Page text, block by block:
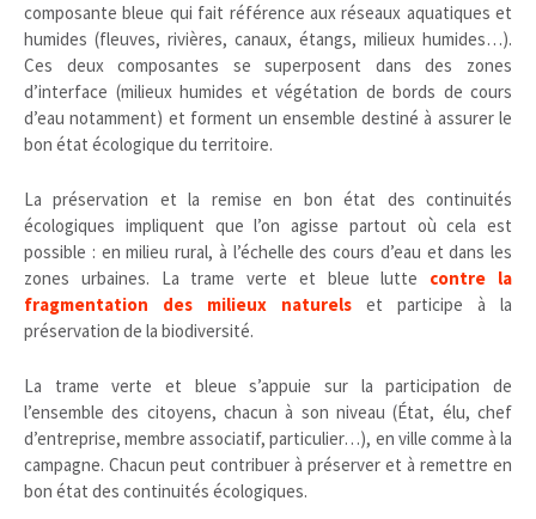
composante bleue qui fait référence aux réseaux aquatiques et
humides (fleuves, rivières, canaux, étangs, milieux humides…).
Ces deux composantes se superposent dans des zones
d’interface (milieux humides et végétation de bords de cours
d’eau notamment) et forment un ensemble destiné à assurer le
bon état écologique du territoire.
La préservation et la remise en bon état des continuités
écologiques impliquent que l’on agisse partout où cela est
possible : en milieu rural, à l’échelle des cours d’eau et dans les
zones urbaines. La trame verte et bleue lutte contre la
fragmentation des milieux naturels
et participe à la
préservation de la biodiversité.
La trame verte et bleue s’appuie sur la participation de
l’ensemble des citoyens, chacun à son niveau (État, élu, chef
d’entreprise, membre associatif, particulier…), en ville comme à la
campagne. Chacun peut contribuer à préserver et à remettre en
bon état des continuités écologiques.